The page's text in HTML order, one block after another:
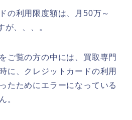
の利用限度額は、月50万～
が、、、。
ご覧の方の中には、買取専門
に、クレジットカードの利用
たためにエラーになっている
。